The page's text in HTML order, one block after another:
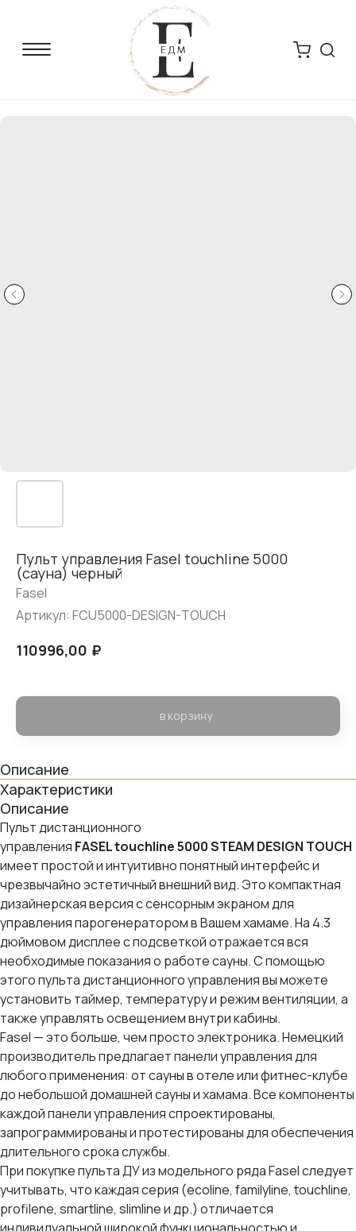
Пульт управления Fasel touchline 5000
(сауна) черный
Fasel
Артикул: FCU5000-DESIGN-TOUCH
110996,00 ₽
в корзину
Описание
Характеристики
Описание
Пульт дистанционного
управления FASEL touchline 5000 STEAM DESIGN TOUCH
имеет простой и интуитивно понятный интерфейс и
чрезвычайно эстетичный внешний вид. Это компактная
дизайнерская версия с сенсорным экраном для
управления парогенератором в Вашем хамаме. На 4.3
дюймовом дисплее с подсветкой отражается вся
необходимые показания о работе сауны. С помощью
этого пульта дистанционного управления вы можете
установить таймер, температуру и режим вентиляции, а
также управлять освещением внутри кабины.
Fasel — это больше, чем просто электроника. Немецкий
производитель предлагает панели управления для
любого применения: от сауны в отеле или фитнес-клубе
до небольшой домашней сауны и хамама. Все компоненты
каждой панели управления спроектированы,
запрограммированы и протестированы для обеспечения
длительного срока службы.
При покупке пульта ДУ из модельного ряда Fasel следует
учитывать, что каждая серия (ecoline, familyline, touchline,
profilene, smartline, slimline и др.) отличается